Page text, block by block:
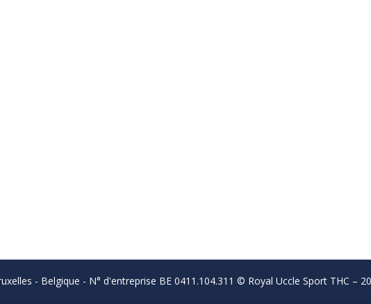
- Belgique - N° d'entreprise BE 0411.104.311 © Royal Uccle Sport THC –